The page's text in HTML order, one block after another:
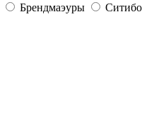
Брендмаэуры